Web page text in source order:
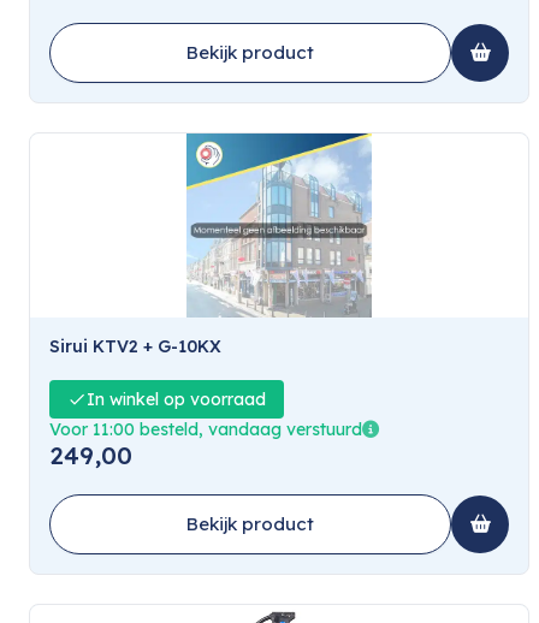
Bekijk product
Sirui KTV2 + G-10KX
In winkel op voorraad
Voor 11:00 besteld, vandaag verstuurd
249,00
Bekijk product